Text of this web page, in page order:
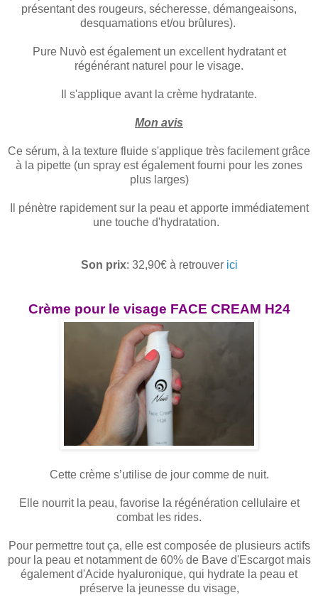
présentant des rougeurs, sécheresse, démangeaisons,
desquamations et/ou brûlures).
Pure Nuvò est également un excellent hydratant et
régénérant naturel pour le visage.
Il s'applique avant la crème hydratante.
Mon avis
Ce sérum, à la texture fluide s'applique très facilement grâce
à la pipette (un spray est également fourni pour les zones
plus larges)
Il pénètre rapidement sur la peau et apporte immédiatement
une touche d'hydratation.
Son prix: 32,90€ à retrouver ici
Crème pour le visage FACE CREAM H24
Cette crème s’utilise de jour comme de nuit.
Elle nourrit la peau, favorise la régénération cellulaire et
combat les rides.
Pour permettre tout ça, elle est composée de plusieurs actifs
pour la peau et notamment de 60% de Bave d'Escargot mais
également d'Acide hyaluronique, qui hydrate la peau et
préserve la jeunesse du visage,